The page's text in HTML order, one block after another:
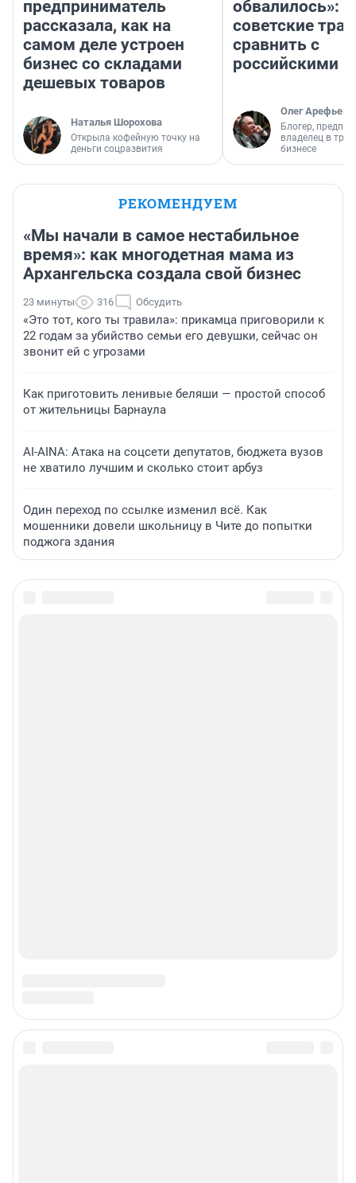
предприниматель
рассказала, как на
самом деле устроен
бизнес со складами
дешевых товаров
Наталья Шорохова
Открыла кофейную точку на
деньги соцразвития
обвалилось»:
советские
сравнить с
российскими
Олег Арефьев
Блогер,
владелец в
бизнесе
РЕКОМЕНДУЕМ
«Мы начали в самое нестабильное
время»: как многодетная мама из
Архангельска создала свой бизнес
23 минуты 316 Обсудить
«Это тот, кого ты травила»: прикамца приговорили к
22 годам за убийство семьи его девушки, сейчас он
звонит ей с угрозами
Как приготовить ленивые беляши — простой способ
от жительницы Барнаула
AI-AINA: Атака на соцсети депутатов, бюджета вузов
не хватило лучшим и сколько стоит арбуз
Один переход по ссылке изменил всё. Как
мошенники довели школьницу в Чите до попытки
поджога здания